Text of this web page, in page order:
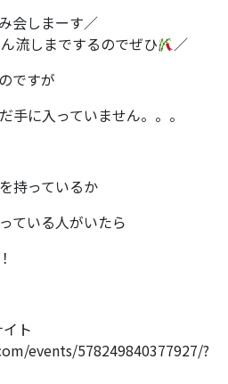
会しまーす／
流しまでするのでぜひ
／
ですが
手に入っていません。。。
持っているか
ている人がいたら
ト
events/578249840377927/?